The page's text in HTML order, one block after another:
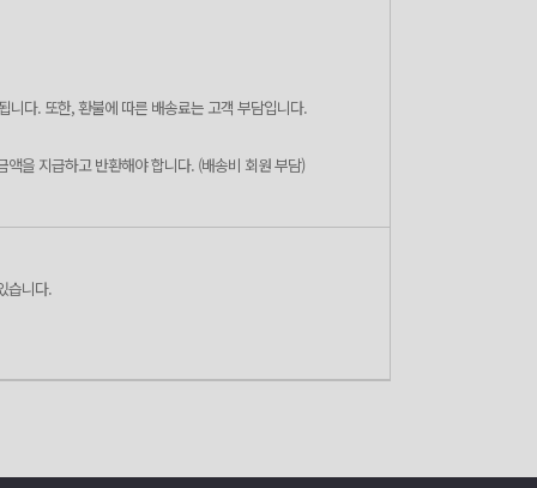
다. 또한, 환불에 따른 배송료는 고객 부담입니다.
을 지급하고 반환해야 합니다. (배송비 회원 부담)
습니다.